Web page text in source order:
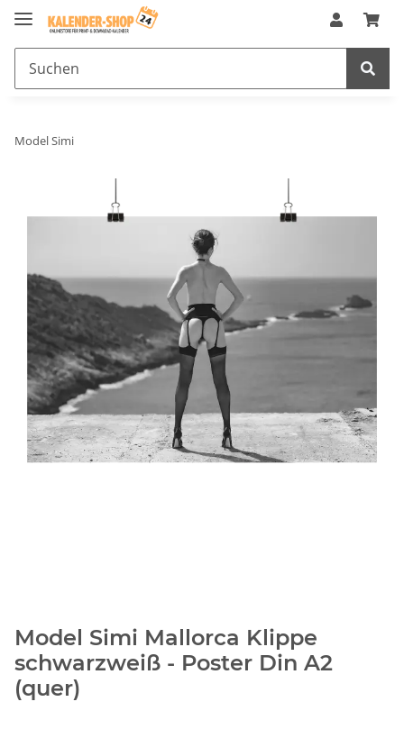
Model Simi
Model Simi Mallorca Klippe
schwarzweiß - Poster Din A2
(quer)